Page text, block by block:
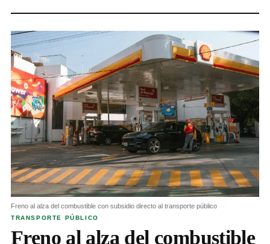
TRANSPORTE PÚBLICO
Freno al alza del combustible
Freno al alza del combustible con subsidio directo al transporte público